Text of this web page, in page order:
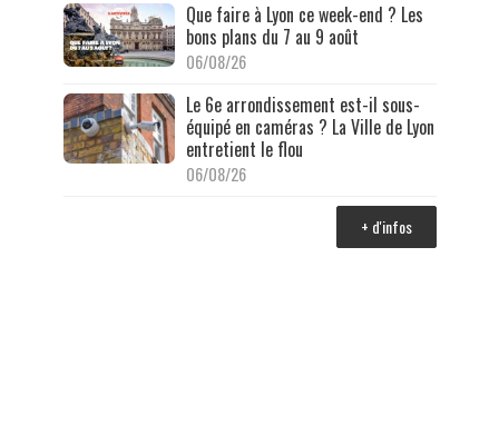
Que faire à Lyon ce week-end ? Les
bons plans du 7 au 9 août
06/08/26
Le 6e arrondissement est-il sous-
équipé en caméras ? La Ville de Lyon
entretient le flou
06/08/26
+ d'infos